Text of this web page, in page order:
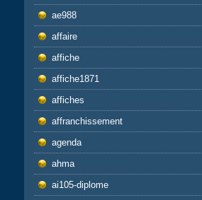
ae988
affaire
affiche
affiche1871
affiches
affranchissement
agenda
ahma
ai105-diplome